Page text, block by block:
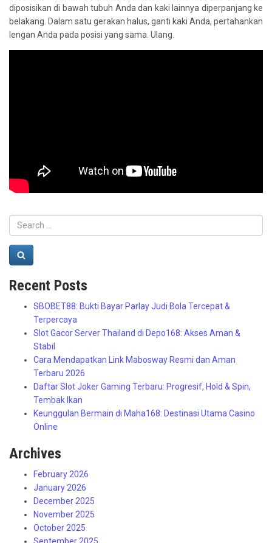
diposisikan di bawah tubuh Anda dan kaki lainnya diperpanjang ke
belakang. Dalam satu gerakan halus, ganti kaki Anda, pertahankan
lengan Anda pada posisi yang sama. Ulang.
Search
for:
Recent Posts
SBOBET88: Bukti Bayar Parlay Judi Bola Tercepat &
Terpercaya
Slot Gacor Server Thailand di Depo168: Akses Aman &
Stabil
Cara Mendapatkan Link Mabosway Resmi dan Aman
Terbaru 2026
Daftar Slot Joker Gaming Terbaru: Progresif, Hold & Spin,
Tembak Ikan
Keunggulan Bermain di Maha168: Destinasi Utama Casino
Online
Archives
February 2026
January 2026
December 2025
November 2025
October 2025